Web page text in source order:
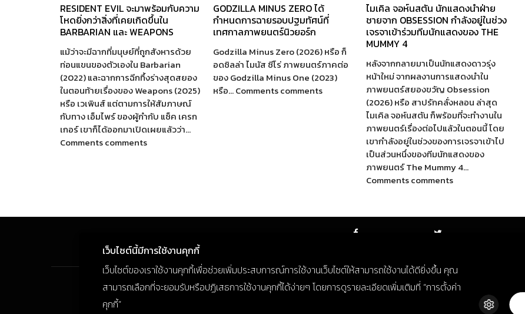
RESIDENT EVIL จะมาพร้อมกับความ
โหดยิ่งกว่าสิ่งที่เคยเกิดขึ้นใน
BARBARIAN และ WEAPONS
แม้ว่าจะมีฉากที่มนุษย์ที่ถูกสังหารด้วย
ท่อนแขนของตัวเองใน Barbarian
(2022) และฉากการฉีกทึ้งร่างสุดสยอง
ในตอนท้ายเรื่องของ Weapons (2025)
หรือ เวเพินส์ แต่ตามการให้สัมภาษณ์
กับทาง เอ็มไพร์ ของผู้กำกับ แซ็ค เครก
เกอร์ เขาก็ได้ออกมาเปิดเผยแล้วว่า…
Comments comments
GODZILLA MINUS ZERO ได้
กำหนดการฉายรอบปฐมทัศน์ที่
เทศกาลภาพยนตร์นิวยอร์ก
Godzilla Minus Zero (2026) หรือ ก็
อดซิลล่า ไมนัส ซีโร่ ภาพยนตร์ภาคต่อ
ของ Godzilla Minus One (2023)
หรือ… Comments comments
ไมเคิล จอห์นสตัน นักแสดงนำฝ่าย
ชายจาก OBSESSION กำลังอยู่ในช่วง
เจรจาเข้าร่วมทีมนักแสดงของ THE
MUMMY 4
หลังจากกลายมาเป็นนักแสดงดาวรุ่ง
หน้าใหม่ จากผลงานการแสดงนำใน
ภาพยนตร์สยองขวัญ Obsession
(2026) หรือ สาปรักคลั่งหลอน ล่าสุด
ไมเคิล จอห์นสตัน ก็พร้อมที่จะทำงานใน
ภาพยนตร์เรื่องต่อไปแล้วในตอนนี้ โดย
เขากำลังอยู่ในช่วงของการเจรจาเข้าไป
เป็นส่วนหนึ่งของทีมนักแสดงของ
ภาพยนตร์ The Mummy 4…
Comments comments
เว็บไซต์นี้มีการใช้งานคุกกี้
เว็บไซต์ของเราใช้งานคุกกี้เพื่อช่วยเพิ่มประสบการณ์การใช้งานเว็บไซต์ให้สามารถใช้งานได้ดียิ่งขึ้น คุณ
สามารถเลือกที่จะยอมรับหรือปฏิเสธการใช้งานคุกกี้ได้ง่ายๆ โดยการดูรายละเอียดเพิ่มเติมที่ “การตั้งค่า
คุกกี้”